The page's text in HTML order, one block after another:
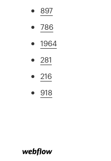
897
786
1964
281
216
918